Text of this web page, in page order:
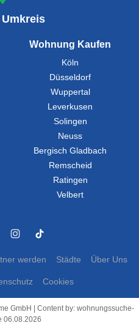
Wohnung Kaufen
Köln
Düsseldorf
Wuppertal
Leverkusen
Solingen
Neuss
Bergisch Gladbach
Remscheid
Ratingen
Velbert
werden Städte Über Uns
Cookies
GmbH | Content by: wohnungssuche-
06.08.2026